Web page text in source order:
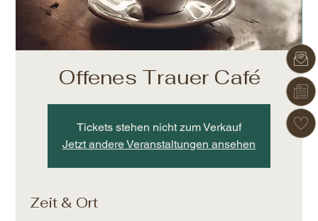
Offenes Trauer Café
Tickets stehen nicht zum Verkauf
Jetzt andere Veranstaltungen ansehen
Zeit & Ort